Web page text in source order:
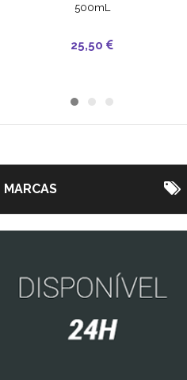
500mL
25,50
7,30
MARCAS